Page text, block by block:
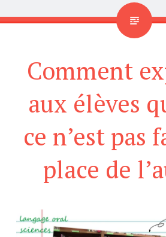
Comment
aux élèves
ce n’est pas
place de